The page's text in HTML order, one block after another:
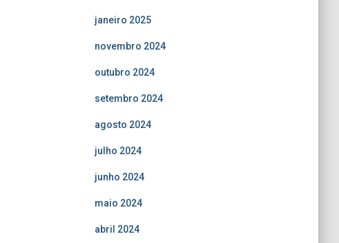
janeiro 2025
novembro 2024
outubro 2024
setembro 2024
agosto 2024
julho 2024
junho 2024
maio 2024
abril 2024